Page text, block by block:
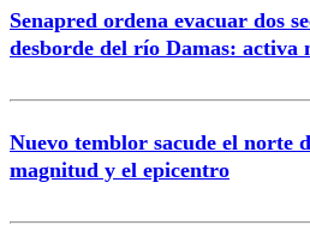
Correo
Senapred ordena evacuar dos
desborde del río Damas: activa
Nuevo temblor sacude el norte
magnitud y el epicentro